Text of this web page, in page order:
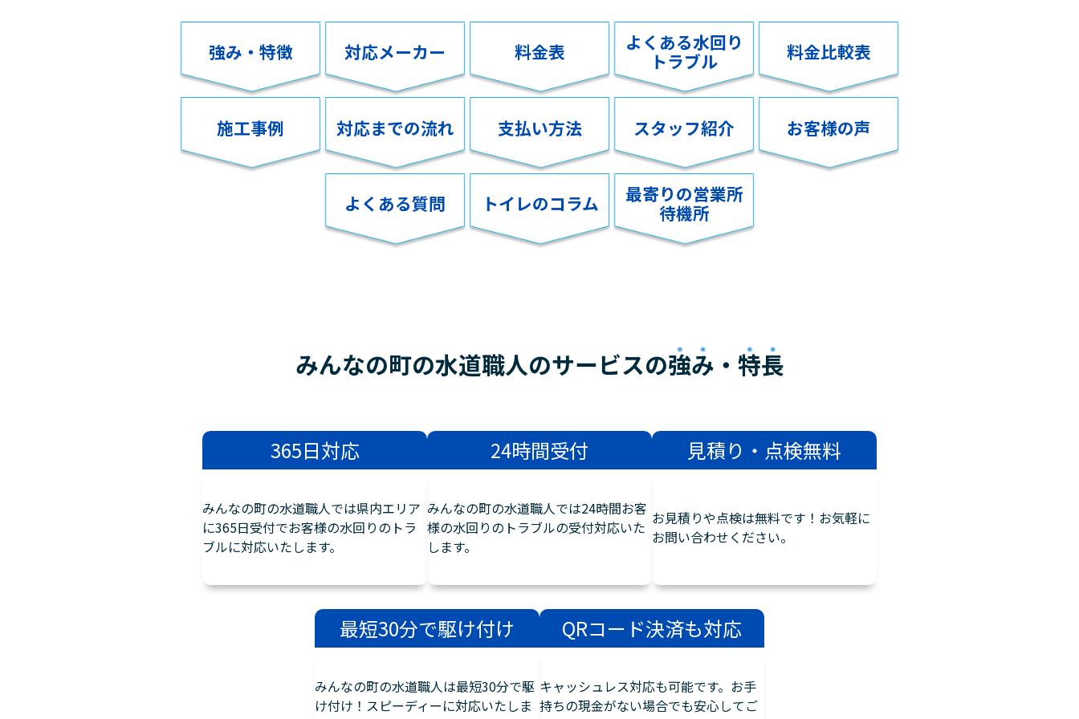
強み・特徴 対応メーカー 料金表
よくある水回り
トラブル
料金比較表
施工事例 対応までの流れ 支払い方法 スタッフ紹介 お客様の声
よくある質問 トイレのコラム
最寄りの営業所
待機所
みんなの町の水道職人のサービスの強み ・ 特長
365日対応
みんなの町の水道職人では県内エリア
に365日受付でお客様の水回りのトラ
ブルに対応いたします。
24時間受付
みんなの町の水道職人では24時間お客
様の水回りのトラブルの受付対応いた
します。
見積り・点検無料
お見積りや点検は無料です！お気軽に
お問い合わせください。
最短30分で駆け付け
みんなの町の水道職人は最短30分で駆
け付け！スピーディーに対応いたしま
QRコード決済も対応
キャッシュレス対応も可能です。お手
持ちの現金がない場合でも安心してご